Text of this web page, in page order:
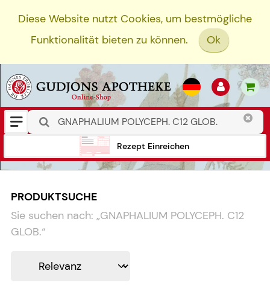
Diese Website nutzt Cookies, um bestmögliche
Funktionalität bieten zu können.
Ok
Rezept Einreichen
PRODUKTSUCHE
Sie suchen nach: „GNAPHALIUM POLYCEPH. C12
GLOB.“